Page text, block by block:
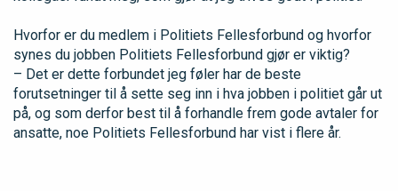
Hvorfor er du medlem i Politiets Fellesforbund og hvorfor
synes du jobben Politiets Fellesforbund gjør er viktig?
– Det er dette forbundet jeg føler har de beste
forutsetninger til å sette seg inn i hva jobben i politiet går ut
på, og som derfor best til å forhandle frem gode avtaler for
ansatte, noe Politiets Fellesforbund har vist i flere år.